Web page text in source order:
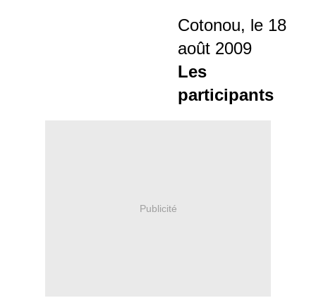
Cotonou, le 18
août 2009
Les
participants
Publicité